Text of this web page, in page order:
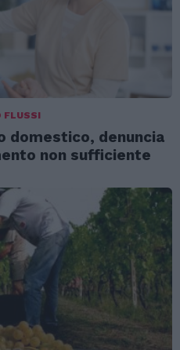
FLUSSI
domestico, denuncia
non sufficiente